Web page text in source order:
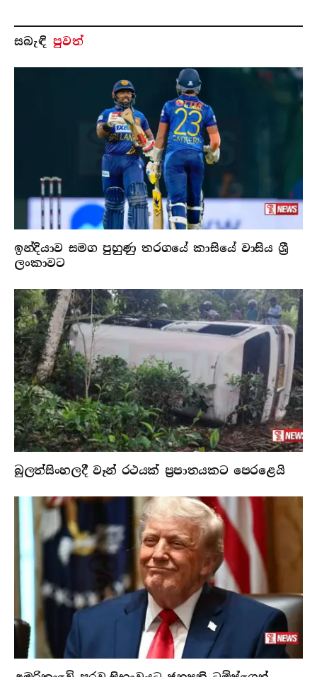
සබැ​ඳි පුවත්
ඉන්දියාව සමග පුහුණු තරගයේ කාසියේ වාසිය ශ්‍රී
ලංකාවට
බුලත්සිංහලදී වෑන් රථයක් ප්‍රපාතයකට පෙරළෙයි